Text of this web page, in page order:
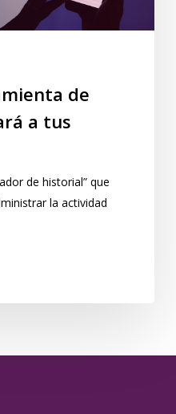
de
a tus
de historial” que
la actividad